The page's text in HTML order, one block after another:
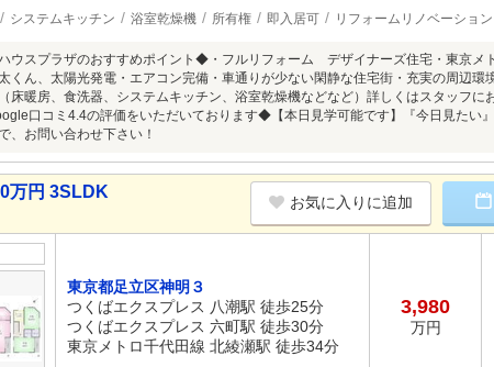
システムキッチン 浴室乾燥機 所有権 即入居可 リフォームリノベーション
ウスプラザのおすすめポイント◆・フルリフォーム デザイナーズ住宅・東京メ
くん、太陽光発電・エアコン完備・車通りが少ない閑静な住宅街・充実の周辺
床暖房、食洗器、システムキッチン、浴室乾燥機などなど）詳しくはスタッフ
口コミ4.4の評価をいただいております◆【本日見学可能です】『今日見たい
、お問い合わせ下さい！
万円 3SLDK
お気に入りに追加
東京都足立区神明３
つくばエクスプレス 八潮駅 徒歩25分
つくばエクスプレス 六町駅 徒歩30分
東京メトロ千代田線 北綾瀬駅 徒歩34分
3,980
万円